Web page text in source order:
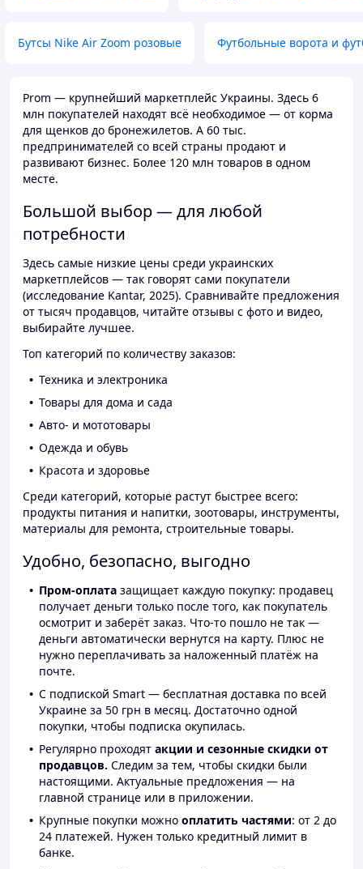
Бутсы Nike Air Zoom розовые Футбольные ворота и
Prom — крупнейший маркетплейс Украины. Здесь 6
млн покупателей находят всё необходимое — от корма
для щенков до бронежилетов. А 60 тыс.
предпринимателей со всей страны продают и
развивают бизнес. Более 120 млн товаров в одном
месте.
Большой выбор — для любой
потребности
Здесь самые низкие цены среди украинских
маркетплейсов — так говорят сами покупатели
(исследование Kantar, 2025). Сравнивайте предложения
от тысяч продавцов, читайте отзывы с фото и видео,
выбирайте лучшее.
Топ категорий по количеству заказов:
Техника и электроника
Товары для дома и сада
Авто- и мототовары
Одежда и обувь
Красота и здоровье
Среди категорий, которые растут быстрее всего:
продукты питания и напитки, зоотовары, инструменты,
материалы для ремонта, строительные товары.
Удобно, безопасно, выгодно
Пром-оплата защищает каждую покупку: продавец
получает деньги только после того, как покупатель
осмотрит и заберёт заказ. Что-то пошло не так —
деньги автоматически вернутся на карту. Плюс не
нужно переплачивать за наложенный платёж на
почте.
С подпиской Smart — бесплатная доставка по всей
Украине за 50 грн в месяц. Достаточно одной
покупки, чтобы подписка окупилась.
Регулярно проходят акции и сезонные скидки от
продавцов. Следим за тем, чтобы скидки были
настоящими. Актуальные предложения — на
главной странице или в приложении.
Крупные покупки можно оплатить частями: от 2 до
24 платежей. Нужен только кредитный лимит в
банке.